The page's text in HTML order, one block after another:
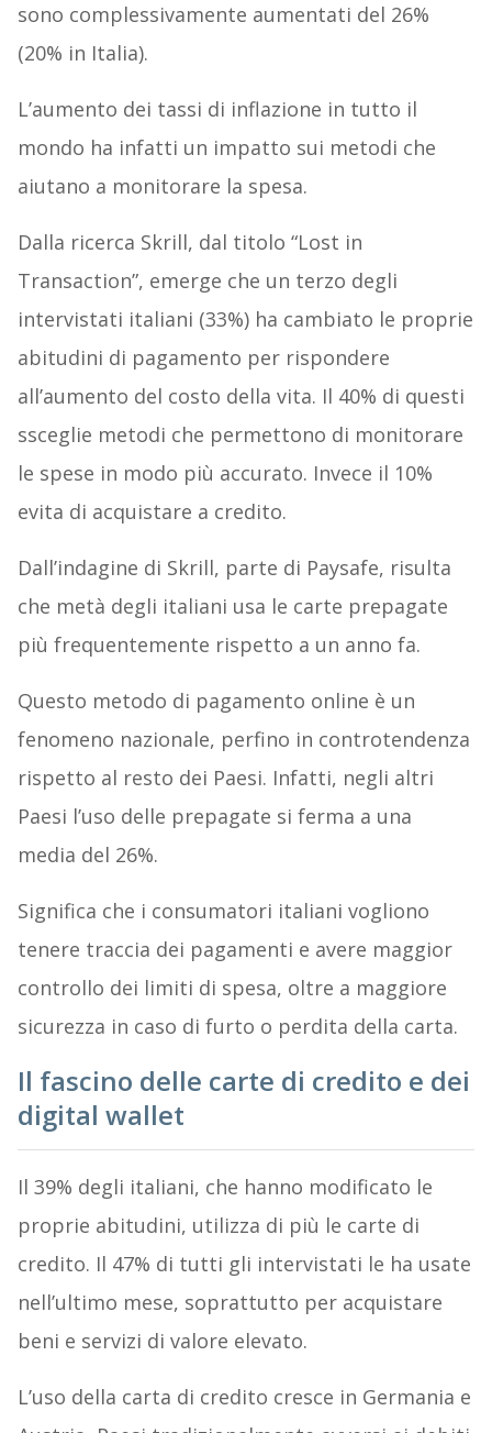
sono complessivamente aumentati del 26%
(20% in Italia).
L’aumento dei tassi di inflazione in tutto il
mondo ha infatti un impatto sui metodi che
aiutano a monitorare la spesa.
Dalla ricerca Skrill, dal titolo “Lost in
Transaction”, emerge che un terzo degli
intervistati italiani (33%) ha cambiato le proprie
abitudini di pagamento per rispondere
all’aumento del costo della vita. Il 40% di questi
ssceglie metodi che permettono di monitorare
le spese in modo più accurato. Invece il 10%
evita di acquistare a credito.
Dall’indagine di Skrill, parte di Paysafe, risulta
che metà degli italiani usa le carte prepagate
più frequentemente rispetto a un anno fa.
Questo metodo di pagamento online è un
fenomeno nazionale, perfino in controtendenza
rispetto al resto dei Paesi. Infatti, negli altri
Paesi l’uso delle prepagate si ferma a una
media del 26%.
Significa che i consumatori italiani vogliono
tenere traccia dei pagamenti e avere maggior
controllo dei limiti di spesa, oltre a maggiore
sicurezza in caso di furto o perdita della carta.
Il fascino delle carte di credito e dei
digital wallet
Il 39% degli italiani, che hanno modificato le
proprie abitudini, utilizza di più le carte di
credito. Il 47% di tutti gli intervistati le ha usate
nell’ultimo mese, soprattutto per acquistare
beni e servizi di valore elevato.
L’uso della carta di credito cresce in Germania e